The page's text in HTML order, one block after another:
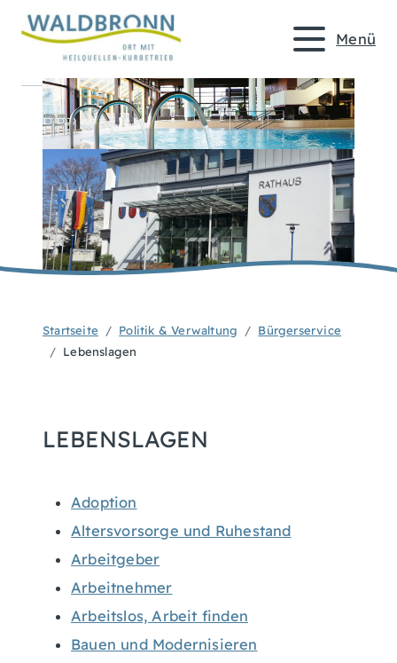
Menü
Startseite Politik & Verwaltung
Bürgerservice
Lebenslagen
LEBENSLAGEN
Adoption
Altersvorsorge und Ruhestand
Arbeitgeber
Arbeitnehmer
Arbeitslos, Arbeit finden
Bauen und Modernisieren